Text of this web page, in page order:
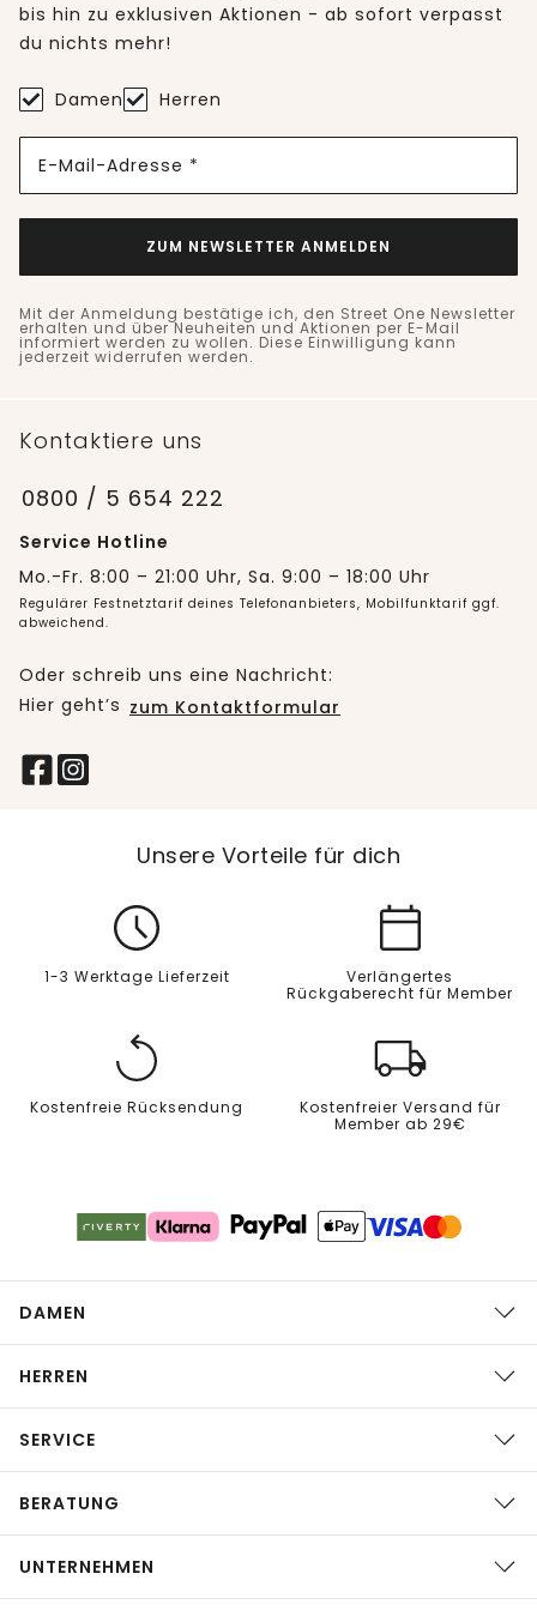
bis hin zu exklusiven Aktionen - ab sofort verpasst
du nichts mehr!
Damen Herren
E-Mail-Adresse *
ZUM NEWSLETTER ANMELDEN
Mit der Anmeldung bestätige ich, den Street One Newsletter
erhalten und über Neuheiten und Aktionen per E-Mail
informiert werden zu wollen. Diese Einwilligung kann
jederzeit widerrufen werden.
Kontaktiere uns
0800 / 5 654 222
Service Hotline
Mo.-Fr. 8:00 – 21:00 Uhr, Sa. 9:00 – 18:00 Uhr
Regulärer Festnetztarif deines Telefonanbieters, Mobilfunktarif ggf.
abweichend.
Oder schreib uns eine Nachricht:
Hier geht’s zum Kontaktformular
Unsere Vorteile für dich
1-3 Werktage Lieferzeit
Verlängertes
Rückgaberecht für Member
Kostenfreie Rücksendung
Kostenfreier Versand für
Member ab 29€
DAMEN
HERREN
SERVICE
BERATUNG
UNTERNEHMEN